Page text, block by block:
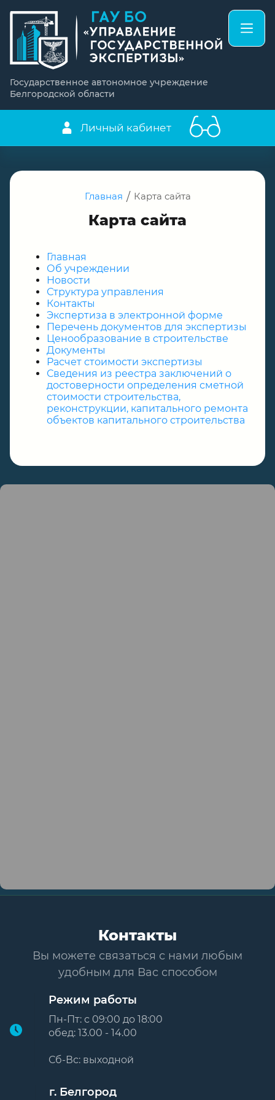
Государственное автономное учреждение
Белгородской области
Личный кабинет
Главная / Карта сайта
Карта сайта
Главная
Об учреждении
Новости
Структура управления
Контакты
Экспертиза в электронной форме
Перечень документов для экспертизы
Ценообразование в строительстве
Документы
Расчет стоимости экспертизы
Сведения из реестра заключений о
достоверности определения сметной
стоимости строительства,
реконструкции, капитального ремонта
объектов капитального строительства
Контакты
Вы можете связаться с нами любым
удобным для Вас способом
Режим работы
Пн-Пт: с 09:00 до 18:00
обед: 13.00 - 14.00
Сб-Вс: выходной
г. Белгород